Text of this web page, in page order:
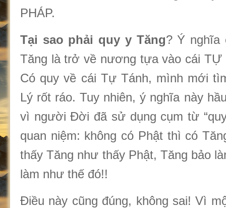
PHÁP.
Tại sao phải quy y Tăng? Ý nghĩa
Tăng là trở về nương tựa vào cái TỰ
Có quy về cái Tự Tánh, mình mới
Lý rốt ráo. Tuy nhiên, ý nghĩa này
vì người Đời đã sử dụng cụm từ
quan niệm: không có Phật thì có
thấy Tăng như thấy Phật, Tăng bảo
làm như thế đó!!
Điều này cũng đúng, không sai! Vì